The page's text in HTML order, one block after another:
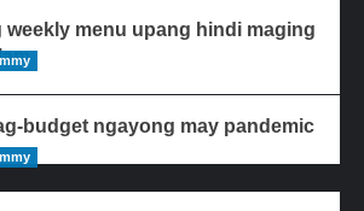
weekly menu upang hindi maging
budget ngayong may pandemic